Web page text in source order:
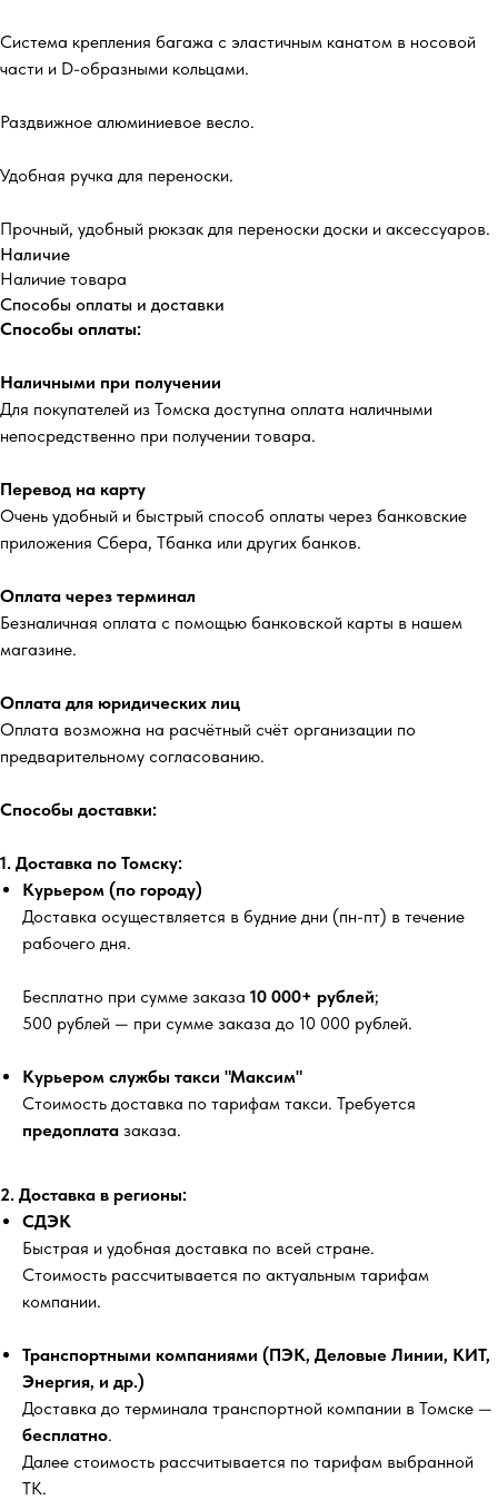
Система крепления багажа с эластичным канатом в носовой
части и D-образными кольцами.
Раздвижное алюминиевое весло.
Удобная ручка для переноски.
Прочный, удобный рюкзак для переноски доски и аксессуаров.
Наличие
Наличие товара
Способы оплаты и доставки
Способы оплаты:
Наличными при получении
Для покупателей из Томска доступна оплата наличными
непосредственно при получении товара.
Перевод на карту
Очень удобный и быстрый способ оплаты через банковские
приложения Сбера, Тбанка или других банков.
Оплата через терминал
Безналичная оплата с помощью банковской карты в нашем
магазине.
Оплата для юридических лиц
Оплата возможна на расчётный счёт организации по
предварительному согласованию.
Способы доставки:
1. Доставка по Томску:
Курьером (по городу)
Доставка осуществляется в будние дни (пн-пт) в течение
рабочего дня.
Бесплатно при сумме заказа 10 000+ рублей;
500 рублей — при сумме заказа до 10 000 рублей.
Курьером службы такси "Максим"
Стоимость доставка по тарифам такси. Требуется
предоплата заказа.
2. Доставка в регионы:
СДЭК
Быстрая и удобная доставка по всей стране.
Стоимость рассчитывается по актуальным тарифам
компании.
Транспортными компаниями (ПЭК, Деловые Линии, КИТ,
Энергия, и др.)
Доставка до терминала транспортной компании в Томске —
бесплатно.
Далее стоимость рассчитывается по тарифам выбранной
ТК.